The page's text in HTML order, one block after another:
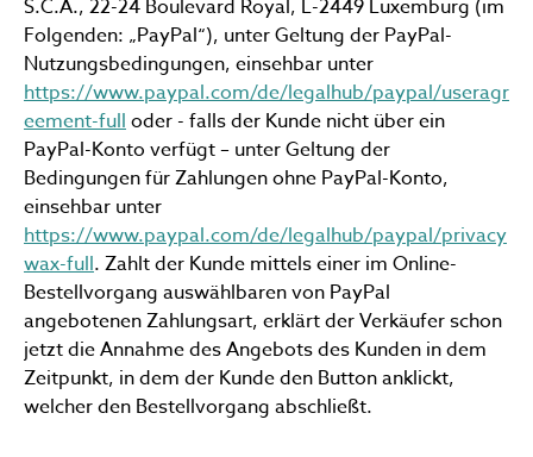
S.C.A., 22-24 Boulevard Royal, L-2449 Luxemburg (im
Folgenden: „PayPal“), unter Geltung der PayPal-
Nutzungsbedingungen, einsehbar unter
https://www.paypal.com/de/legalhub/paypal/useragr
eement-full oder - falls der Kunde nicht über ein
PayPal-Konto verfügt – unter Geltung der
Bedingungen für Zahlungen ohne PayPal-Konto,
einsehbar unter
https://www.paypal.com/de/legalhub/paypal/privacy
wax-full. Zahlt der Kunde mittels einer im Online-
Bestellvorgang auswählbaren von PayPal
angebotenen Zahlungsart, erklärt der Verkäufer schon
jetzt die Annahme des Angebots des Kunden in dem
Zeitpunkt, in dem der Kunde den Button anklickt,
welcher den Bestellvorgang abschließt.